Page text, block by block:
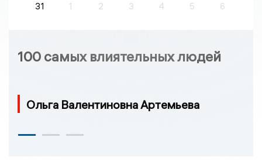
31
1 2 3 4 5 6
100 самых влиятельных людей
Ольга Валентиновна Артемьева